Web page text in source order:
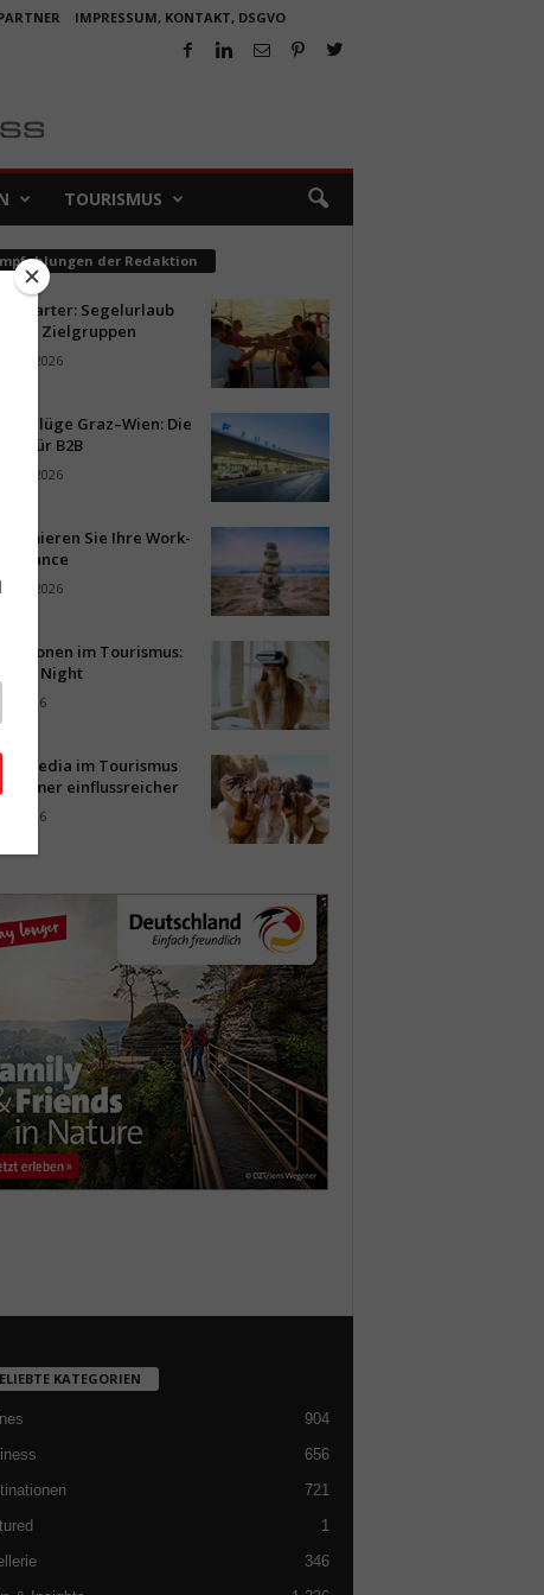
IMPRESSUM, KONTAKT, DSGVO
TOURISMUS
der Redaktion
Segelurlaub
neue Zielgruppen
2026
für Flüge Graz–Wien: Die
für B2B
2026
optimieren Sie Ihre Work-
Balance
2026
im Tourismus:
up Night
2026
Media im Tourismus
immer einflussreicher
2026
KATEGORIEN
904
656
721
1
346